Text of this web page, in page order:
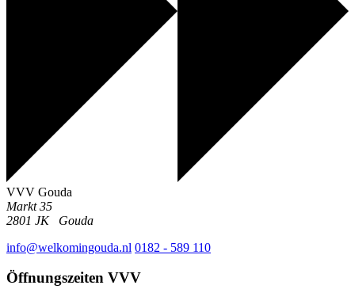
VVV Gouda
Markt 35
2801 JK
Gouda
info@welkomingouda.nl 0182 - 589 110
Öffnungszeiten VVV